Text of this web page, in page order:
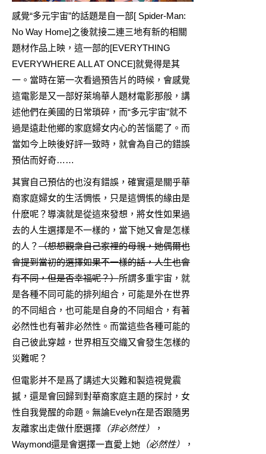
感覺“多元宇宙”的話題是自一部[ Spider-Man:
No Way Home]之後就接二連三地有新的相關
題材作品上映，這一部的[EVERYTHING
EVERYWHERE ALL AT ONCE]就覺得是其
一。當時在第一次看過預告片的時候，會感覺
這電影是又一部好萊塢華人題材電影那般，講
述他們在美國的日常瑣碎，而“多元宇宙”就不
過是遠赴他鄉的家庭婦女内心的苦惱罷了。而
當如今上映後好評一致時，就會為自己的錯誤
預估而好奇……
其實自己預估的也沒有錯誤，確實還是關乎華
裔家庭婦女的生活惆悵，只是這惆悵的緣由是
什麽呢？導演就是從這來發想，將女性如果過
去的人生選擇是不一樣的，當下她又會是怎樣
的人？ （想想觀衆自己家裡的母親，她偶爾也
會提到當初的選擇如果不一樣的話，人生也會
有不同，但是否幸福呢？）所謂多重宇宙，就
是各種不同可能的排列組合，可能是外在世界
的不同組合，也可能是自身的不同組合，有著
必然性也有著非必然性。而當這些各種可能的
自己彼此穿越，世界相互交織又會發生怎樣的
災難呢？
但電影并不是爲了講述大災難和製造視覺震
撼，還是會回歸到對華裔家庭主題的探討，女
性自我覺醒的命題。無論Evelyn在是否跟隨男
友離家出走做什麽選擇 （非必然性）
，
Waymond還是會選擇一直愛上她 （必然性）
，